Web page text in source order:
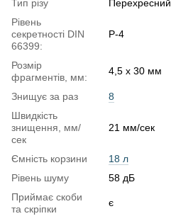
Тип різу
Перехресний
Рівень
секретності DIN
66399:
P-4
Розмір
фрагментів, мм:
4,5 x 30 мм
Знищує за раз
8
Швидкість
знищення, мм/
сек
21 мм/сек
Ємність корзини
18 л
Рівень шуму
58 дБ
Приймає скоби
та скріпки
є